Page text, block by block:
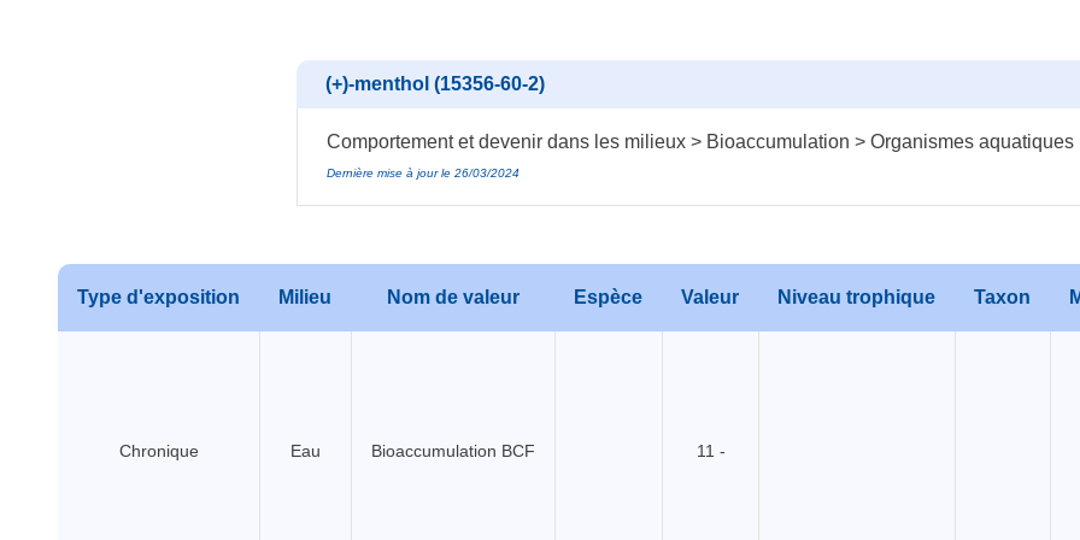
(+)-menthol (15356-60-2)
Comportement et devenir dans les milieux > Bioaccumulation > Organismes aquatiques
Dernière mise à jour le 26/03/2024
Type d'exposition Milieu Nom de valeur Espèce Valeur Niveau trophique Taxon
Chronique Eau Bioaccumulation BCF 11 -